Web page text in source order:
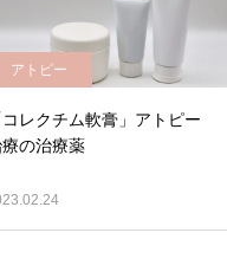
アトピー
コレクチム軟膏」アトピー
の治療薬